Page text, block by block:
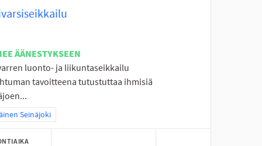
ÄÄNESTYKSEEN
luonto- ja liikuntaseikkailu
tavoitteena tutustuttaa ihmisiä
tulokset teeman mukaan: Eteläinen Seinäjoki
Seinäjoki